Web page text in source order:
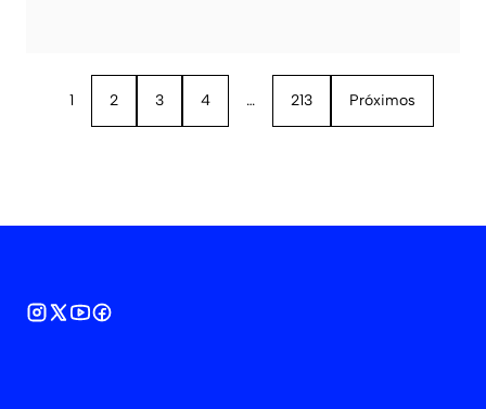
1 2 3 4 … 213 Próximos